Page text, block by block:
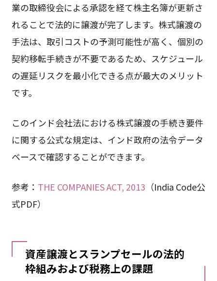
業の取締役会による承認を経て株主名簿が更新さ
れることで法的に譲渡が完了します。株式譲渡の
手法は、取引コストの予測可能性が高く、個別の
契約移転手続きが不要であるため、スケジュール
の遅延リスクを最小化できる点が最大のメリット
です。
このインド会社法における株式譲渡の手続き要件
に関する公式な規定は、インド政府の法令データ
ベースで確認することができます。
参考： THE COMPANIES ACT, 2013 （India Code公
式PDF）
資産譲渡とスランプセールの法的
枠組みおよび税務上の課題